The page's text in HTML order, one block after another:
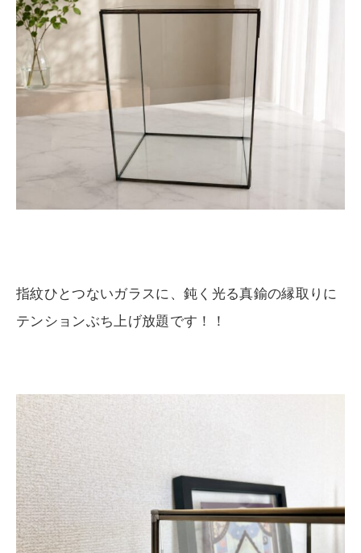
指紋ひとつないガラスに、鈍く光る真鍮の縁取りに
テンションぶち上げ放題です！！